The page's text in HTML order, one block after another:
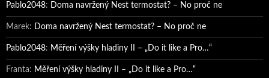
Pablo2048: Doma navržený Nest termostat? – No proč ne
Marek: Doma navržený Nest termostat? – No proč ne
Pablo2048: Měření výšky hladiny II – „Do it like a Pro…“
Franta: Měření výšky hladiny II – „Do it like a Pro…“